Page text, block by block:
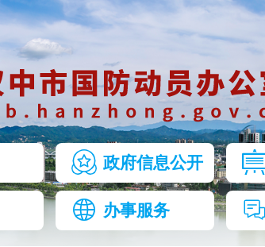
政府信息公开
办事服务